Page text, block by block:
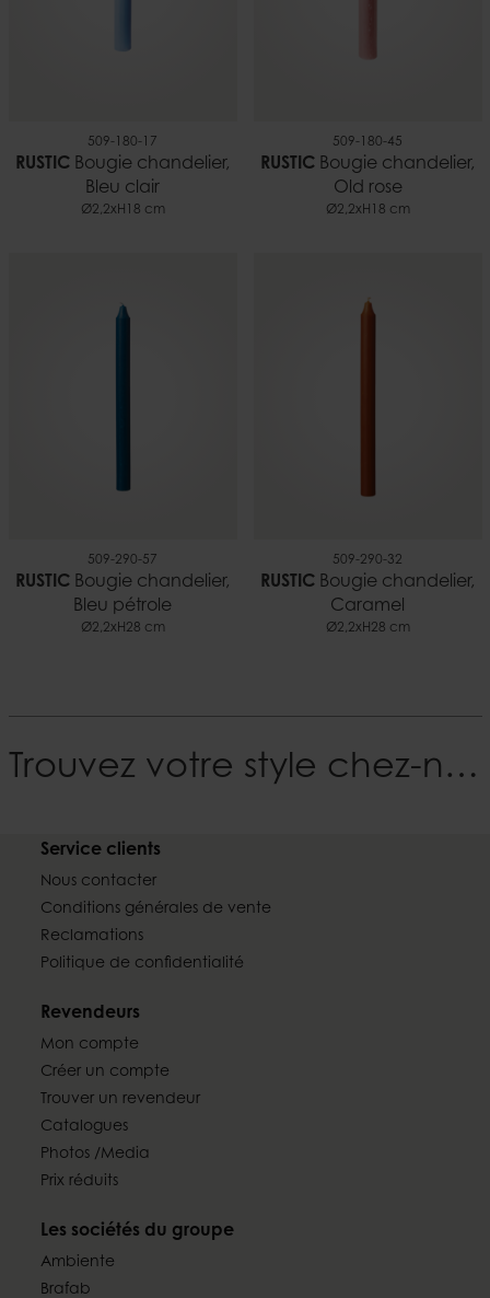
509-180-17
RUSTIC Bougie chandelier,
Bleu clair
Ø2,2xH18 cm
509-180-45
RUSTIC Bougie chandelier,
Old rose
Ø2,2xH18 cm
509-290-57
RUSTIC Bougie chandelier,
Bleu pétrole
Ø2,2xH28 cm
509-290-32
RUSTIC Bougie chandelier,
Caramel
Ø2,2xH28 cm
Trouvez votre style chez-nous
Service clients
Nous contacter
Conditions générales de vente
Reclamations
Politique de confidentialité
Revendeurs
Mon compte
Créer un compte
Trouver un revendeur
Catalogues
Photos /Media
Prix réduits
Les sociétés du groupe
Ambiente
Brafab